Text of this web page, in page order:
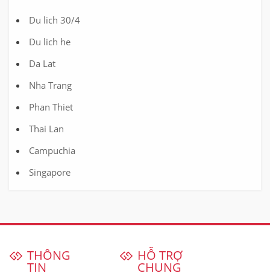
Du lich 30/4
Du lich he
Da Lat
Nha Trang
Phan Thiet
Thai Lan
Campuchia
Singapore
THÔNG
TIN
HỖ TRỢ
CHUNG